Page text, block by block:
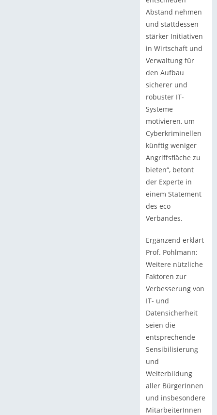
Abstand nehmen
und stattdessen
stärker Initiativen
in Wirtschaft und
Verwaltung für
den Aufbau
sicherer und
robuster IT-
Systeme
motivieren, um
Cyberkriminellen
künftig weniger
Angriffsfläche zu
bieten“, betont
der Experte in
einem Statement
des eco
Verbandes.
Ergänzend erklärt
Prof. Pohlmann:
Weitere nützliche
Faktoren zur
Verbesserung von
IT- und
Datensicherheit
seien die
entsprechende
Sensibilisierung
und
Weiterbildung
aller BürgerInnen
und insbesondere
MitarbeiterInnen